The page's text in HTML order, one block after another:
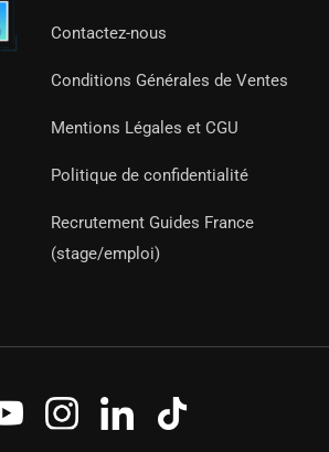
Contactez-nous
Conditions Générales de Ventes
Mentions Légales et CGU
Politique de confidentialité
Recrutement Guides France
(stage/emploi)